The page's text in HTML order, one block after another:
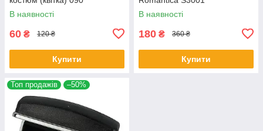
В наявності
60 ₴ 120 ₴
Купити
В наявності
180 ₴ 360 ₴
Купити
Топ продажів –50%